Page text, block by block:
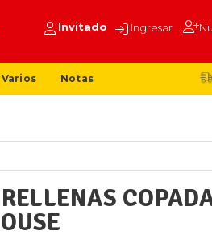
Invitado Ingresar
Varios Notas